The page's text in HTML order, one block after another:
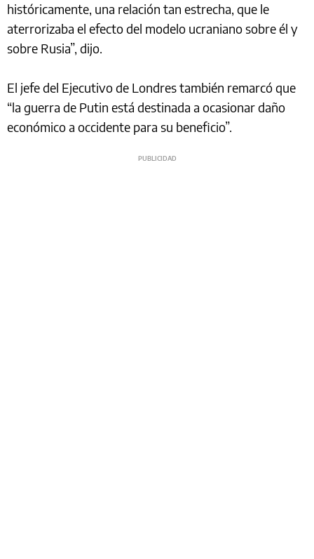
históricamente, una relación tan estrecha, que le
aterrorizaba el efecto del modelo ucraniano sobre él y
sobre Rusia”, dijo.
El jefe del Ejecutivo de Londres también remarcó que
“la guerra de Putin está destinada a ocasionar daño
económico a occidente para su beneficio”.